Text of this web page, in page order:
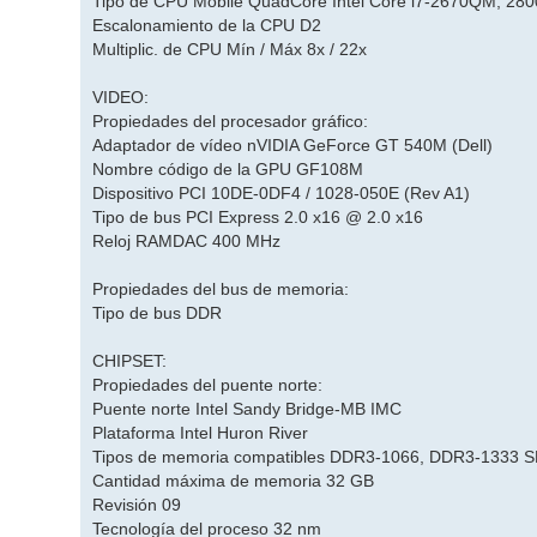
Escalonamiento de la CPU D2
Multiplic. de CPU Mín / Máx 8x / 22x
VIDEO:
Propiedades del procesador gráfico:
Adaptador de vídeo nVIDIA GeForce GT 540M (Dell)
Nombre código de la GPU GF108M
Dispositivo PCI 10DE-0DF4 / 1028-050E (Rev A1)
Tipo de bus PCI Express 2.0 x16 @ 2.0 x16
Reloj RAMDAC 400 MHz
Propiedades del bus de memoria:
Tipo de bus DDR
CHIPSET:
Propiedades del puente norte:
Puente norte Intel Sandy Bridge-MB IMC
Plataforma Intel Huron River
Tipos de memoria compatibles DDR3-1066, DDR3-1333
Cantidad máxima de memoria 32 GB
Revisión 09
Tecnología del proceso 32 nm